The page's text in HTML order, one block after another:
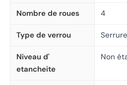
Nombre de roues 4
Type de verrou
Niveau d'
etancheite
Non